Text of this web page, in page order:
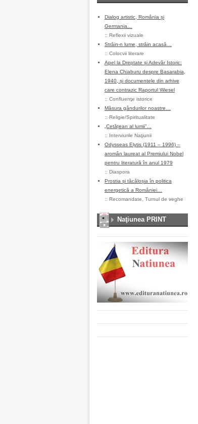
Dialog artistic, România și
Germania…
:: Reflexii vizuale
Străin-n lume, străin acasă…
:: Colocvii literare
Apel la Dreptate și Adevăr Istoric:
Elena Chiaburu despre Basarabia,
1940, și documentele din arhive
care contrazic Raportul Wiesel
:: Confluenţe istorice
Măsura gândurilor noastre…
:: Religie/Spiritualitate
„Cetățean al lumii”…
:: Interviurile Naţiunii
Odysseas Elytis (1911 – 1996) –
aromân laureat al Premiului Nobel
pentru literatură în anul 1979
:: Diaspora
Prostia și tăcăloșia în politica
energetică a României…
:: Recomandate Turnul de veghe
Naţiunea PRINT